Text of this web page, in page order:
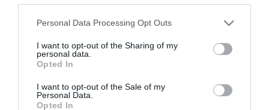
Please note that this website/app uses one or more Google
not limited to your visit or usage behaviour. You may click to
grant or deny consent to Google and its third-party tags to
use your data for below specified purposes in below Google
consent section.
Personal Data Processing Opt Outs
I want to opt-out of the Sharing of my
personal data.
Opted In
I want to opt-out of the Sale of my
Personal Data.
Opted In
A Magyar Nemzeti Bank (MNB) honlapján megjelent elemzés
szerint a magyar lakosság rosszabb állapotban van az
elvárhatónál, amiről maga is tehet. Ezt demonstrálandó
megemlítették például azt, hogy a...
GYÜMÖLCS
2021. szeptember 20|Mindenki ügye